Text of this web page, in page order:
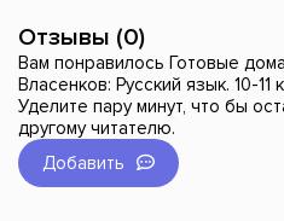
Отзывы (0)
Вам понравилось Готовые
Власенков: Русский язык. 10-11
Уделите пару минут, что бы
другому читателю.
Добавить